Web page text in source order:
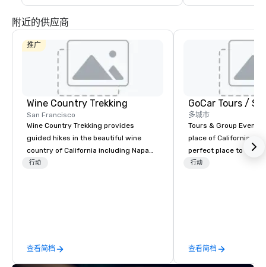
附近的供应商
推广
Wine Country Trekking
San Francisco
Wine Country Trekking provides
guided hikes in the beautiful wine
country of California including Napa
and Sonoma Valleys. These
day hikes we provide luxury self-
guided inn-to-in walking vacations
行动
查看简档
多城市
Tours & Group Events
place of California.
perfect place to visit
mix fun with history
greatly enhanced by
scoreboard, photo,
行动
查看简档